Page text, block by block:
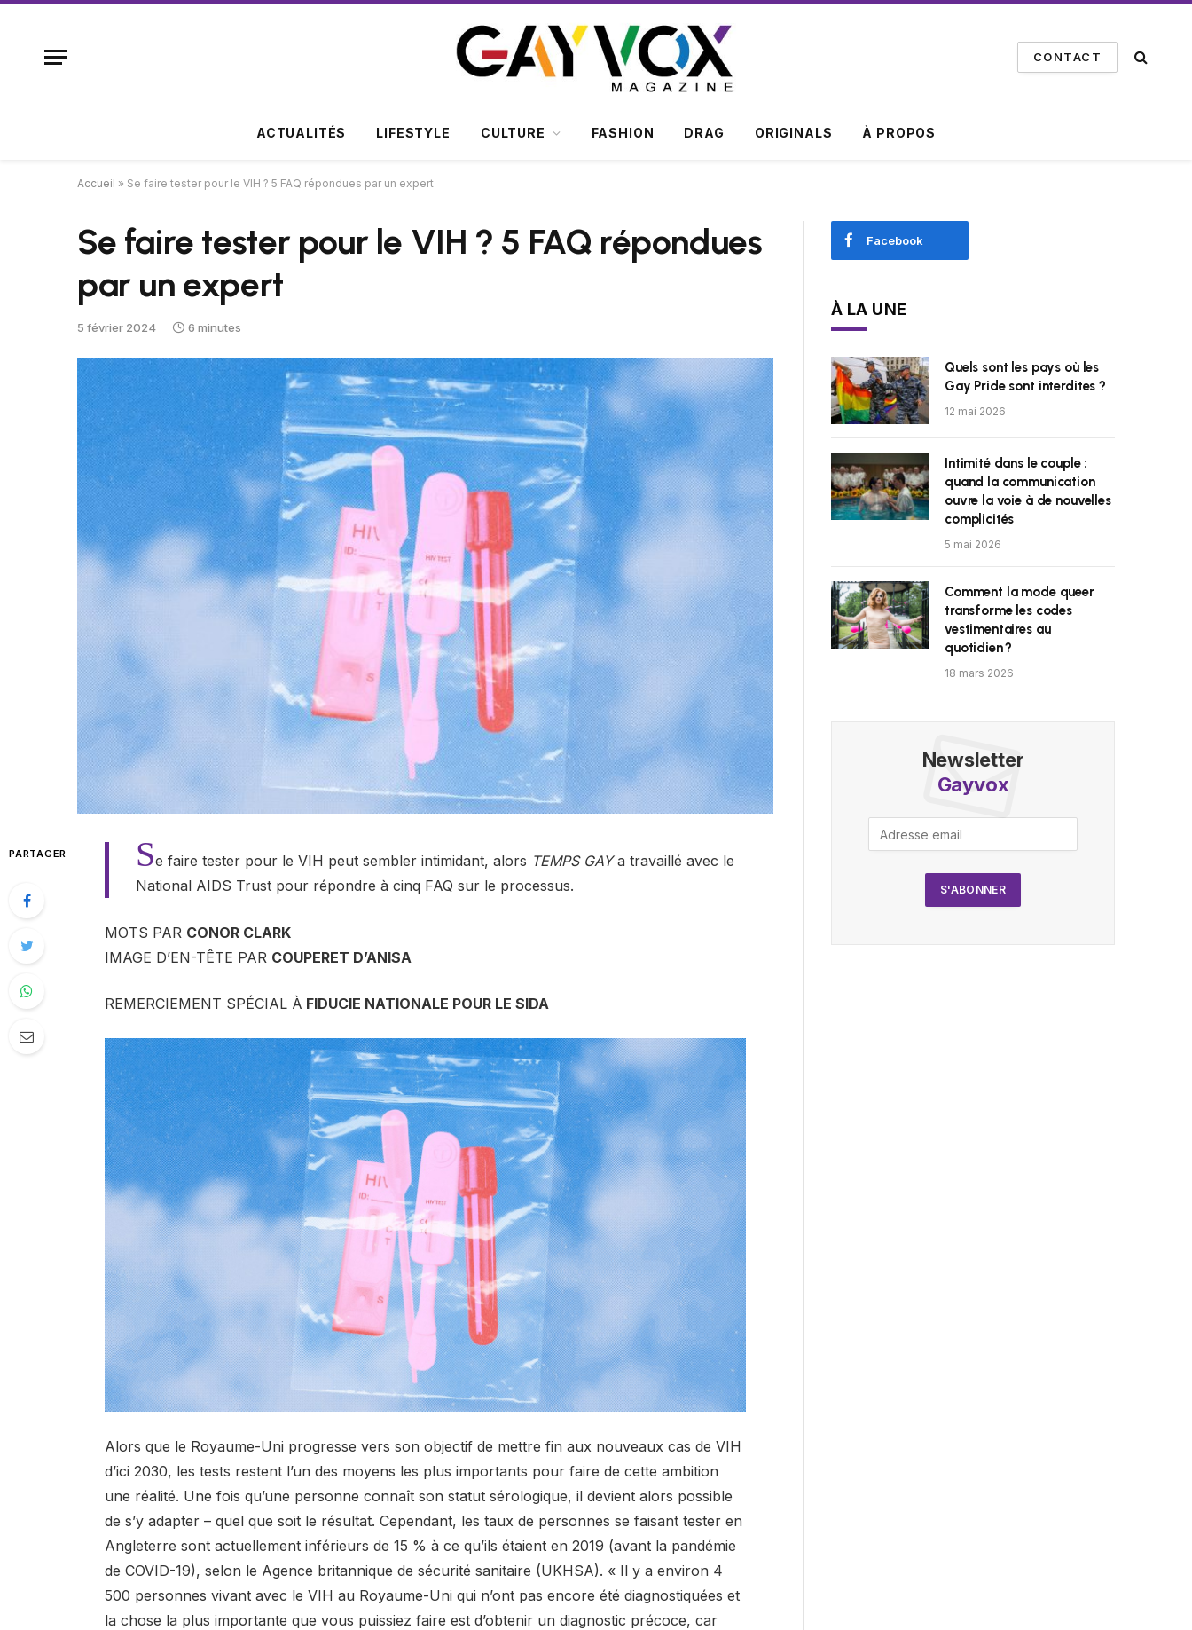
CONTACT
ACTUALITÉS LIFESTYLE CULTURE FASHION DRAG ORIGINALS À PROPOS
Accueil » Se faire tester pour le VIH ? 5 FAQ répondues par un expert
Se faire tester pour le VIH ? 5 FAQ répondues
par un expert
5 février 2024 6 minutes
PARTAGER Se faire tester pour le VIH peut sembler intimidant, alors TEMPS GAYa travaillé avec le
National AIDS Trust pour répondre à cinq FAQ sur le processus.
MOTS PAR CONOR CLARK
IMAGE D’EN-TÊTE PAR COUPERET D’ANISA
REMERCIEMENT SPÉCIAL À FIDUCIE NATIONALE POUR LE SIDA
Alors que le Royaume-Uni progresse vers son objectif de mettre fin aux nouveaux cas de VIH
d’ici 2030, les tests restent l’un des moyens les plus importants pour faire de cette ambition
une réalité. Une fois qu’une personne connaît son statut sérologique, il devient alors possible
de s’y adapter – quel que soit le résultat. Cependant, les taux de personnes se faisant tester en
Angleterre sont actuellement inférieurs de 15 % à ce qu’ils étaient en 2019 (avant la pandémie
de COVID-19), selon le Agence britannique de sécurité sanitaire (UKHSA). « Il y a environ 4
500 personnes vivant avec le VIH au Royaume-Uni qui n’ont pas encore été diagnostiquées et
la chose la plus importante que vous puissiez faire est d’obtenir un diagnostic précoce, car
Facebook
À LA UNE
Quels sont les pays où les
Gay Pride sont interdites ?
12 mai 2026
Intimité dans le couple :
quand la communication
ouvre la voie à de nouvelles
complicités
5 mai 2026
Comment la mode queer
transforme les codes
vestimentaires au
quotidien ?
18 mars 2026
Newsletter
Gayvox